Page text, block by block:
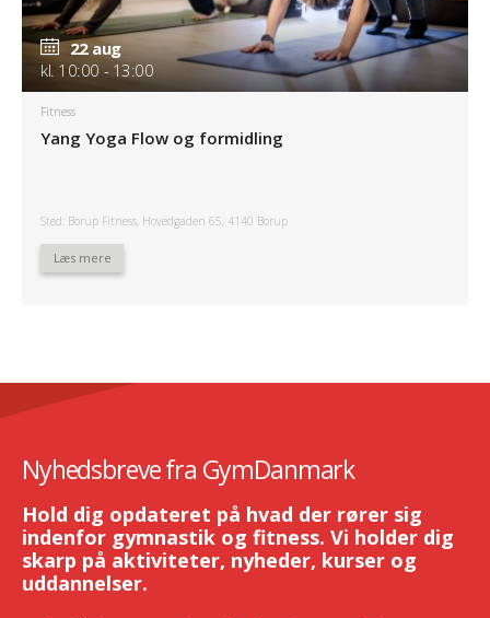
22 aug
kl. 10:00 - 13:00
Fitness
Yang Yoga Flow og formidling
Sted: Borup Fitness, Hovedgaden 65, 4140 Borup
Læs mere
Nyhedsbreve fra GymDanmark
Hold dig opdateret på hvad der rører sig
indenfor gymnastik og fitness. Vi holder dig
skarp på aktiviteter, nyheder, kurser og
uddannelser.